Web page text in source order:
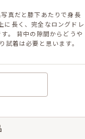
真だと膝下あたりで身長
に長く、完全なロングドレ
。 背中の隙間からどうや
試着は必要と思います。